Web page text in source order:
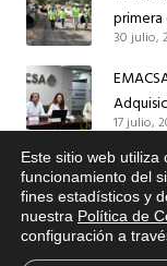
el
30 julio,
sus
17 julio,
13 julio,
Este sitio web
funcionamiento del
fines estadísticos y
nuestra Política de
configuración a